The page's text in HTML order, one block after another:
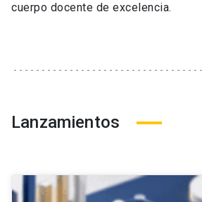
cuerpo docente de excelencia.
Lanzamientos